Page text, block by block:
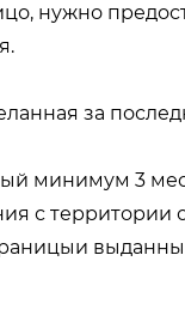
нужно
за
минимум 3
с территории